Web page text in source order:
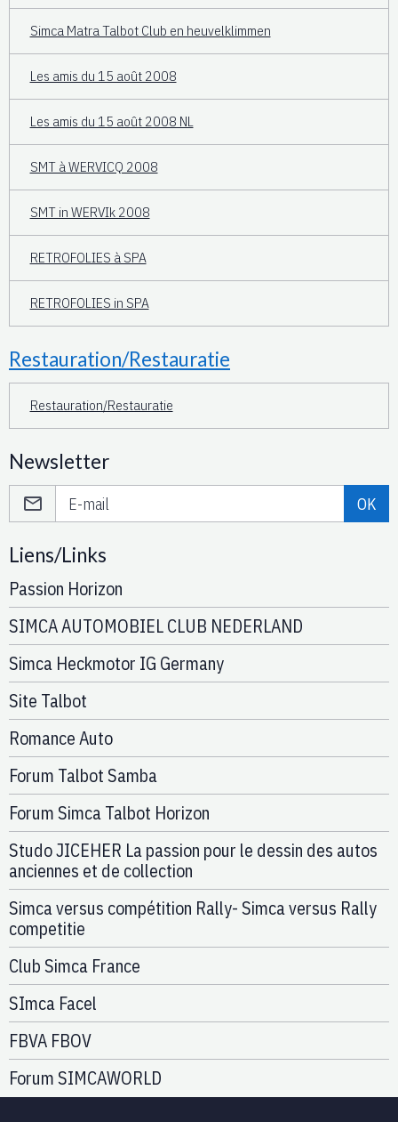
Simca Matra Talbot Club en heuvelklimmen
Les amis du 15 août 2008
Les amis du 15 août 2008 NL
SMT à WERVICQ 2008
SMT in WERVIk 2008
RETROFOLIES à SPA
RETROFOLIES in SPA
Restauration/Restauratie
Restauration/Restauratie
Newsletter
OK
Liens/Links
Passion Horizon
SIMCA AUTOMOBIEL CLUB NEDERLAND
Simca Heckmotor IG Germany
Site Talbot
Romance Auto
Forum Talbot Samba
Forum Simca Talbot Horizon
Studo JICEHER La passion pour le dessin des autos
anciennes et de collection
Simca versus compétition Rally- Simca versus Rally
competitie
Club Simca France
SImca Facel
FBVA FBOV
Forum SIMCAWORLD